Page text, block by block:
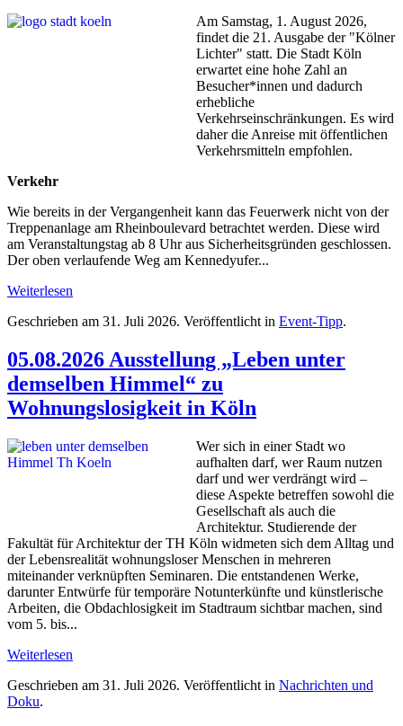
Am Samstag, 1. August 2026,
findet die 21. Ausgabe der "Kölner
Lichter" statt. Die Stadt Köln
erwartet eine hohe Zahl an
Besucher*innen und dadurch
erhebliche
Verkehrseinschränkungen. Es wird
daher die Anreise mit öffentlichen
Verkehrsmitteln empfohlen.
Verkehr
Wie bereits in der Vergangenheit kann das Feuerwerk nicht von der
Treppenanlage am Rheinboulevard betrachtet werden. Diese wird
am Veranstaltungstag ab 8 Uhr aus Sicherheitsgründen geschlossen.
Der oben verlaufende Weg am Kennedyufer...
Weiterlesen
Geschrieben am 31. Juli 2026. Veröffentlicht in Event-Tipp.
05.08.2026 Ausstellung „Leben unter
demselben Himmel“ zu
Wohnungslosigkeit in Köln
Wer sich in einer Stadt wo
aufhalten darf, wer Raum nutzen
darf und wer verdrängt wird –
diese Aspekte betreffen sowohl die
Gesellschaft als auch die
Architektur. Studierende der
Fakultät für Architektur der TH Köln widmeten sich dem Alltag und
der Lebensrealität wohnungsloser Menschen in mehreren
miteinander verknüpften Seminaren. Die entstandenen Werke,
darunter Entwürfe für temporäre Notunterkünfte und künstlerische
Arbeiten, die Obdachlosigkeit im Stadtraum sichtbar machen, sind
vom 5. bis...
Weiterlesen
Geschrieben am 31. Juli 2026. Veröffentlicht in Nachrichten und
Doku.